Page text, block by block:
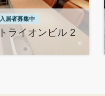
入居者募集中
ライオンビル 2